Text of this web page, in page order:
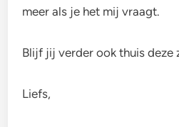
meer als je het mij vraagt.
Blijf jij verder ook thuis deze
Liefs,